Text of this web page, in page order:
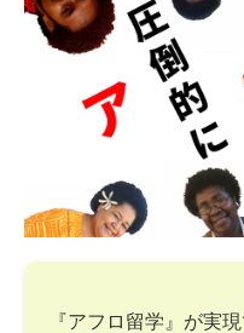
『アフロ留学』が実